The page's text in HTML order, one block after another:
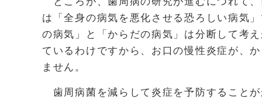
は「全身の病気を悪化させる恐ろしい病気
の病気」と「からだの病気」は分断して考
ているわけですから、お口の慢性炎症が、
ません。
歯周病菌を減らして炎症を予防すること